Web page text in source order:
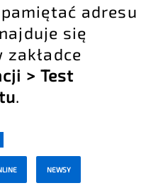
adresu
się
> Test
.
NEWSY